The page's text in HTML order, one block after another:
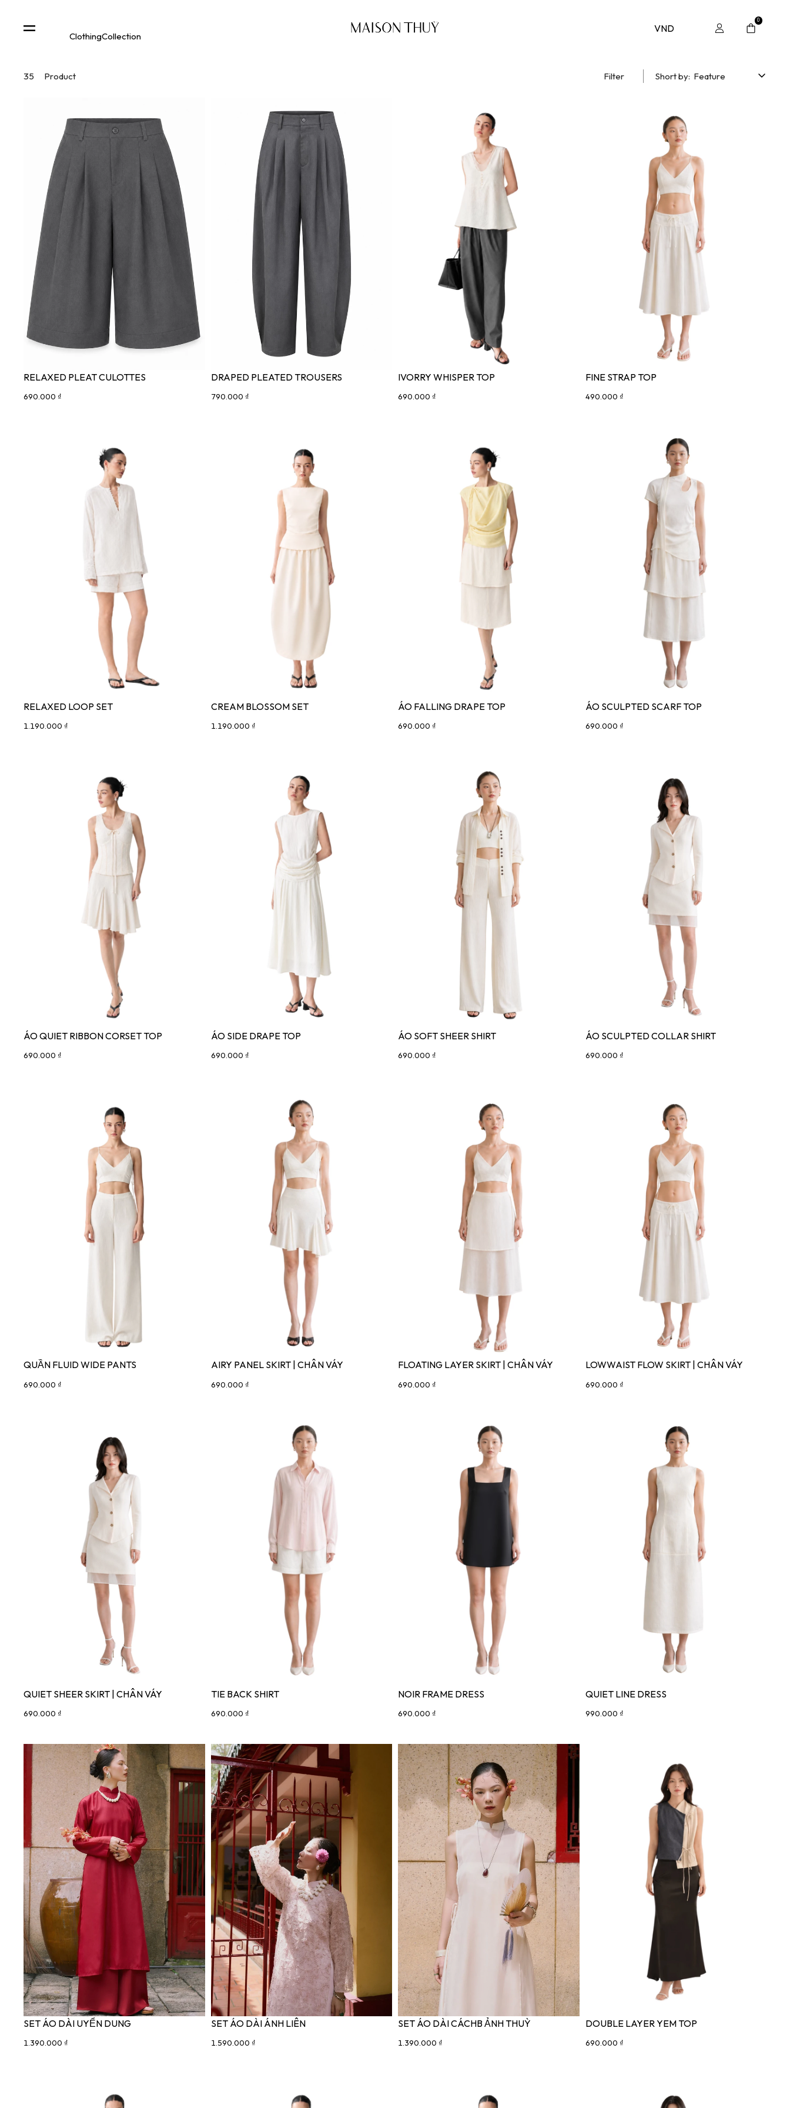
ClothingCollection
0
VND
Product
35
RELAXED PLEAT CULOTTES
690.000 ₫
DRAPED PLEATED TROUSERS
790.000 ₫
IVORRY WHISPER TOP
690.000 ₫
FINE STRAP TOP
490.000 ₫
RELAXED LOOP SET
1.190.000 ₫
CREAM BLOSSOM SET
1.190.000 ₫
ÁO FALLING DRAPE TOP
690.000 ₫
ÁO SCULPTED SCARF TOP
690.000 ₫
ÁO QUIET RIBBON CORSET TOP
690.000 ₫
ÁO SIDE DRAPE TOP
690.000 ₫
ÁO SOFT SHEER SHIRT
690.000 ₫
ÁO SCULPTED COLLAR SHIRT
690.000 ₫
QUẦN FLUID WIDE PANTS
690.000 ₫
AIRY PANEL SKIRT | CHÂN VÁY
690.000 ₫
FLOATING LAYER SKIRT | CHÂN VÁY
690.000 ₫
LOWWAIST FLOW SKIRT | CHÂN VÁY
690.000 ₫
QUIET SHEER SKIRT | CHÂN VÁY
690.000 ₫
TIE BACK SHIRT
690.000 ₫
NOIR FRAME DRESS
690.000 ₫
QUIET LINE DRESS
990.000 ₫
SET ÁO DÀI UYỂN DUNG
1.390.000 ₫
SET ÁO DÀI ÁNH LIÊN
1.590.000 ₫
SET ÁO DÀI CÁCHB ẢNH THUỲ
1.390.000 ₫
DOUBLE LAYER YEM TOP
690.000 ₫
Filter Short by: Feature